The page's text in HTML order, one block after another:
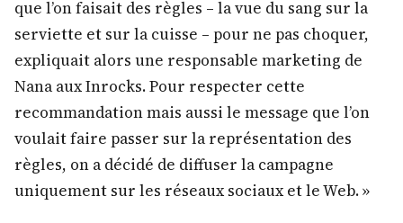
que l’on faisait des règles – la vue du sang sur la
serviette et sur la cuisse – pour ne pas choquer,
expliquait alors une responsable marketing de
Nana aux Inrocks. Pour respecter cette
recommandation mais aussi le message que l’on
voulait faire passer sur la représentation des
règles, on a décidé de diffuser la campagne
uniquement sur les réseaux sociaux et le Web. »